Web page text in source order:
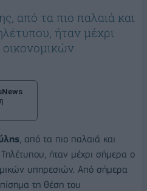
από τα πιο παλαιά και
ήταν μέχρι
, από τα πιο παλαιά και
Τηλέτυπου, ήταν μέχρι σήμερα ο
υπηρεσιών. Από σήμερα
τη θέση του